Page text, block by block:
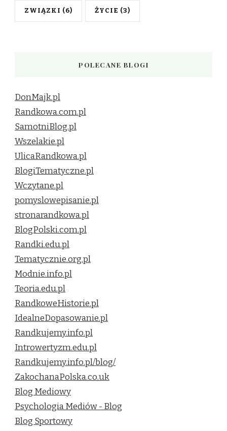
ZWIĄZKI (6) ŻYCIE (3)
POLECANE BLOGI
DonMajk.pl
Randkowa.com.pl
SamotniBlog.pl
Wszelakie.pl
UlicaRandkowa.pl
BlogiTematyczne.pl
Wczytane.pl
pomyslowepisanie.pl
stronarandkowa.pl
BlogPolski.com.pl
Randki.edu.pl
Tematycznie.org.pl
Modnie.info.pl
Teoria.edu.pl
RandkoweHistorie.pl
IdealneDopasowanie.pl
Randkujemy.info.pl
Introwertyzm.edu.pl
Randkujemy.info.pl/blog/
ZakochanaPolska.co.uk
Blog Mediowy
Psychologia Mediów - Blog
Blog Sportowy